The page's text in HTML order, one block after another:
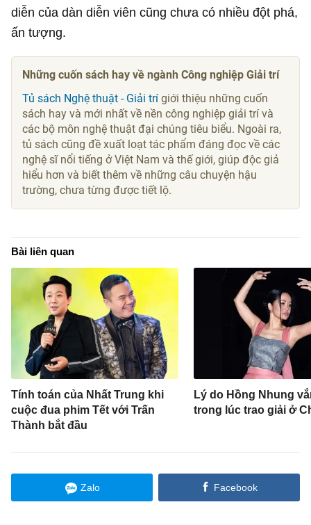
diễn của dàn diễn viên cũng chưa có nhiều đột phá,
ấn tượng.
Những cuốn sách hay về ngành Công nghiệp Giải trí
Tủ sách Nghệ thuật - Giải trí giới thiệu những cuốn
sách hay và mới nhất về nền công nghiệp giải trí và
các bộ môn nghệ thuật đại chúng tiêu biểu. Ngoài ra,
tủ sách cũng đề xuất loạt tác phẩm đáng đọc về các
nghệ sĩ nổi tiếng ở Việt Nam và thế giới, giúp độc giả
hiểu hơn và biết thêm về những câu chuyện hậu
trường, chưa từng được tiết lộ.
Bài liên quan
Tính toán của Nhất Trung khi
cuộc đua phim Tết với Trấn
Thành bắt đầu
Lý do Hồng Nhung
trong lúc trao giải ở
Zalo Facebook